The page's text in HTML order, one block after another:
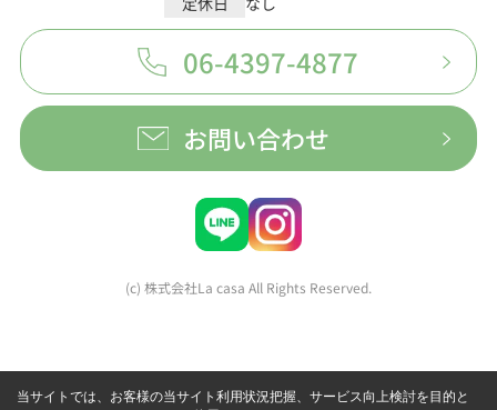
06-4397-4877
お問い合わせ
(c) 株式会社La casa All Rights Reserved.
当サイトでは、お客様の当サイト利用状況把握、サービス向上検討を目的と